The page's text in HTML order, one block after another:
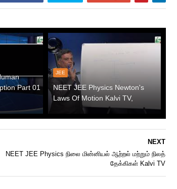
Part 01
JEE
NEET JEE Physics Newton's
Laws Of Motion Kalvi TV,
NEXT
NEET JEE Physics நிலை மின்னியல் ஆற்றல் மற்றும் நிலத்
தேக்கிகள் Kalvi TV